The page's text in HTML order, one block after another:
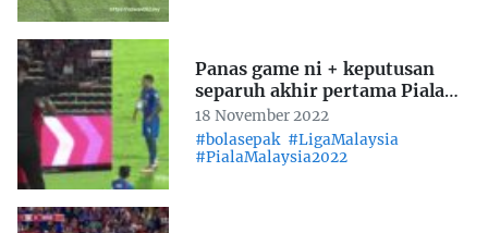
Panas game ni + keputusan
separuh akhir pertama Piala
Malaysia 2022
18 November 2022
#bolasepak #LigaMalaysia
#PialaMalaysia2022